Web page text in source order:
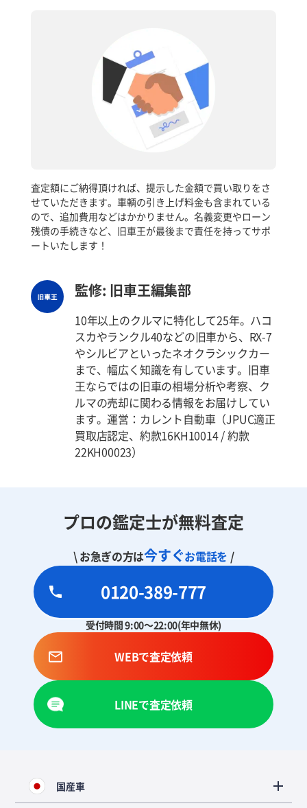
査定額にご納得頂ければ、提示した金額で買い取りをさ
せていただきます。車輌の引き上げ料金も含まれている
ので、追加費用などはかかりません。名義変更やローン
残債の手続きなど、旧車王が最後まで責任を持ってサポ
ートいたします！
監修: 旧車王編集部
10年以上のクルマに特化して25年。ハコ
スカやランクル40などの旧車から、RX-7
やシルビアといったネオクラシックカー
まで、幅広く知識を有しています。旧車
王ならではの旧車の相場分析や考察、ク
ルマの売却に関わる情報をお届けしてい
ます。運営：カレント自動車（JPUC適正
買取店認定、約款16KH10014 / 約款
22KH00023）
プロの鑑定士が無料査定
\ お急ぎの方は今すぐお電話を /
0120-389-777
受付時間 9:00～22:00(年中無休)
WEBで査定依頼
LINEで査定依頼
国産車